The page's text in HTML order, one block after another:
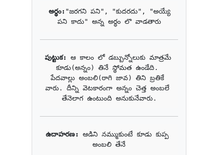
అర్థం: "జరగని పని", "కుదరదు", "అయ్యే
పని కాదు" అన్న అర్ధం లొ వాడతారు
పుట్టుక: ఆ కాలం లో డబ్బున్నోలుకు మాత్రమే
కూడు(అన్నం) తినే స్థోమత ఉండేది.
పేదవాల్లు అంబలి(రాగి జావ) తిని బ్రతికే
వారు. దీన్ని వెటకారంగా అన్నం చెత్త అంబలే
తేనెలాగ ఉంటుంది అనుకునేవారు.
ఉదాహరణ: ఆడిని నమ్ముకుంటే కూడు కుప్ప
అంబలి తేనే